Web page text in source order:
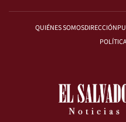
QUIÉNES SOMOSDIRECCIÓN